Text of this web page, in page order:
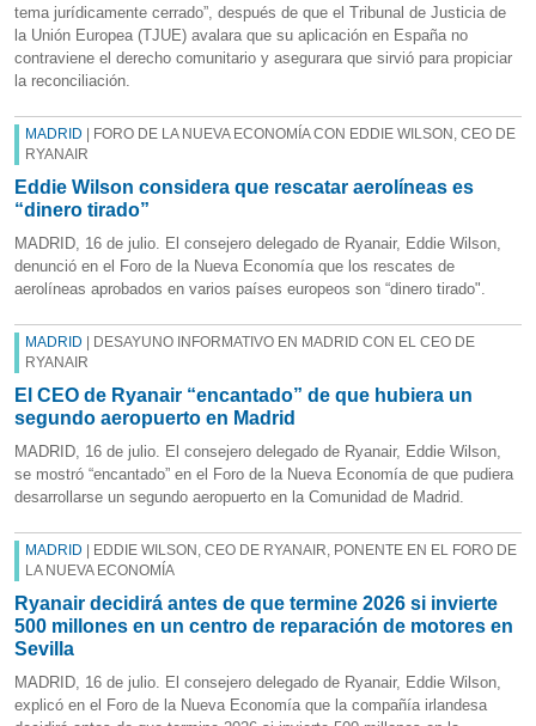
tema jurídicamente cerrado”, después de que el Tribunal de Justicia de
la Unión Europea (TJUE) avalara que su aplicación en España no
contraviene el derecho comunitario y asegurara que sirvió para propiciar
la reconciliación.
MADRID | FORO DE LA NUEVA ECONOMÍA CON EDDIE WILSON, CEO DE
RYANAIR
Eddie Wilson considera que rescatar aerolíneas es
“dinero tirado”
MADRID, 16 de julio. El consejero delegado de Ryanair, Eddie Wilson,
denunció en el Foro de la Nueva Economía que los rescates de
aerolíneas aprobados en varios países europeos son “dinero tirado".
MADRID | DESAYUNO INFORMATIVO EN MADRID CON EL CEO DE
RYANAIR
El CEO de Ryanair “encantado” de que hubiera un
segundo aeropuerto en Madrid
MADRID, 16 de julio. El consejero delegado de Ryanair, Eddie Wilson,
se mostró “encantado” en el Foro de la Nueva Economía de que pudiera
desarrollarse un segundo aeropuerto en la Comunidad de Madrid.
MADRID | EDDIE WILSON, CEO DE RYANAIR, PONENTE EN EL FORO DE
LA NUEVA ECONOMÍA
Ryanair decidirá antes de que termine 2026 si invierte
500 millones en un centro de reparación de motores en
Sevilla
MADRID, 16 de julio. El consejero delegado de Ryanair, Eddie Wilson,
explicó en el Foro de la Nueva Economía que la compañía irlandesa